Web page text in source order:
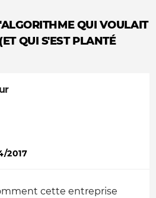
QUI VOULAIT
QUI S'EST PLANTÉ
2017
cette entreprise